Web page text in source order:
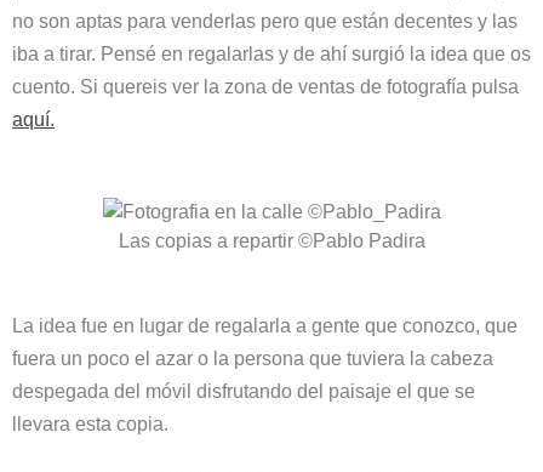
no son aptas para venderlas pero que están decentes y las
iba a tirar. Pensé en regalarlas y de ahí surgió la idea que os
cuento. Si quereis ver la zona de ventas de fotografía pulsa
aquí.
Las copias a repartir ©Pablo Padira
La idea fue en lugar de regalarla a gente que conozco, que
fuera un poco el azar o la persona que tuviera la cabeza
despegada del móvil disfrutando del paisaje el que se
llevara esta copia.